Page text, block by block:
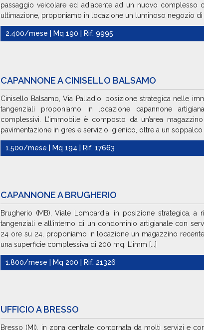
passaggio veicolare ed adiacente ad un nuovo complesso
ultimazione, proponiamo in locazione un luminoso negozio di
2.400/mese | Mq 190 | Rif. 9995
CAPANNONE A CINISELLO BALSAMO
Cinisello Balsamo, Via Palladio, posizione strategica nelle
tangenziali proponiamo in locazione capannone
complessivi. L’immobile è composto da un’area
pavimentazione in gres e servizio igienico, oltre a un soppalco
1.500/mese | Mq 194 | Rif. 17663
CAPANNONE A BRUGHERIO
Brugherio (MB), Viale Lombardia, in posizione strategica, a
tangenziali e all’interno di un condominio artigianale con
24 ore su 24, proponiamo in locazione un magazzino
una superficie complessiva di 200 mq. L'imm [...]
1.800/mese | Mq 200 | Rif. 21326
UFFICIO A BRESSO
Bresso (MI), in zona centrale contornata da molti servizi e